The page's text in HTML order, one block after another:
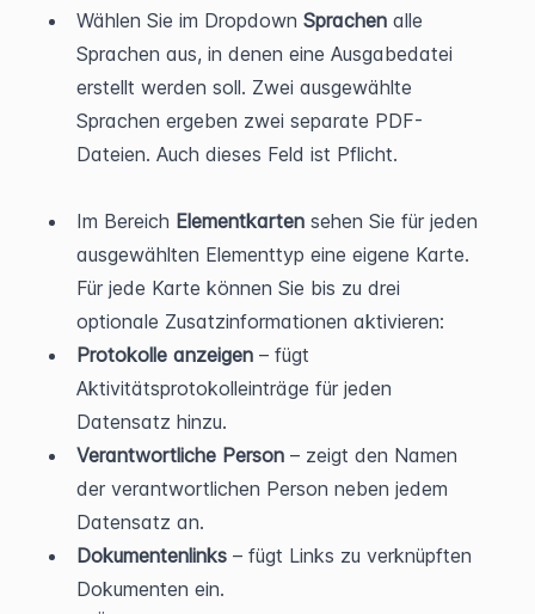
Wählen Sie im Dropdown Sprachen alle
Sprachen aus, in denen eine Ausgabedatei
erstellt werden soll. Zwei ausgewählte
Sprachen ergeben zwei separate PDF-
Dateien. Auch dieses Feld ist Pflicht.
Im Bereich Elementkarten sehen Sie für jeden
ausgewählten Elementtyp eine eigene Karte.
Für jede Karte können Sie bis zu drei
optionale Zusatzinformationen aktivieren:
Protokolle anzeigen – fügt
Aktivitätsprotokolleinträge für jeden
Datensatz hinzu.
Verantwortliche Person – zeigt den Namen
der verantwortlichen Person neben jedem
Datensatz an.
Dokumentenlinks – fügt Links zu verknüpften
Dokumenten ein.